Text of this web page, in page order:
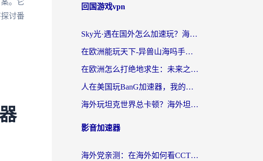
。它
讨番
回国游戏vpn
Sky光·遇在国外怎么加速玩？海外党亲测有效的国服游戏加速指南
在欧洲能玩天下-异兽山海吗手游？海外玩家的加速器生存指南
在欧洲怎么打绝地求生：未来之役不卡？留学生亲测的加速器避坑指南
人在美国玩BanG加速器，我的延迟终于绿了
海外玩坦克世界总卡顿？海外坦克世界加速器有哪些？实测好用的选择在这里
影音加速器
海外党亲测：在海外如何看CCTV？告别“仅限大陆播放”的实用指南